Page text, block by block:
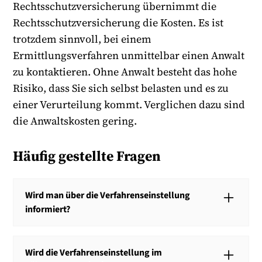
Rechtsschutzversicherung übernimmt die
Rechtsschutzversicherung die Kosten. Es ist
trotzdem sinnvoll, bei einem
Ermittlungsverfahren unmittelbar einen Anwalt
zu kontaktieren. Ohne Anwalt besteht das hohe
Risiko, dass Sie sich selbst belasten und es zu
einer Verurteilung kommt. Verglichen dazu sind
die Anwaltskosten gering.
Häufig gestellte Fragen
Wird man über die Verfahrenseinstellung
informiert?
informiert, wenn sie bereits vernommen wurden
Wird die Verfahrenseinstellung im